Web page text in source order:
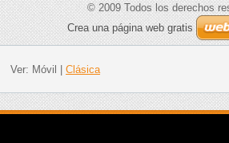
© 2009 Todos los derechos
Crea una página web gratis
Ver: Móvil Clásica